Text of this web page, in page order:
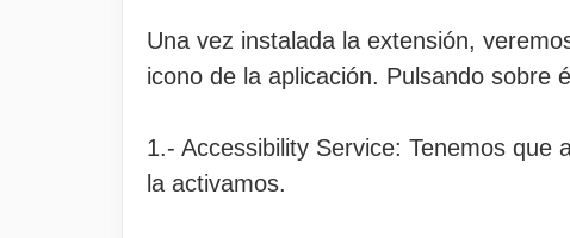
Una vez instalada la extensión,
icono de la aplicación. Pulsando sobre
1.- Accessibility Service: Tenemos que
la activamos.